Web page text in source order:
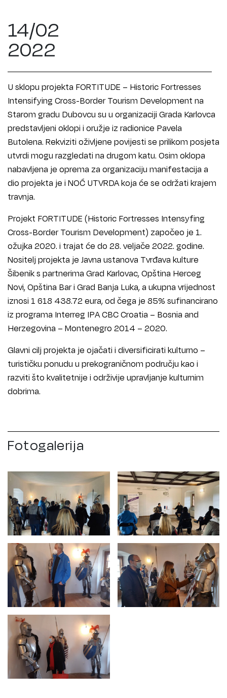
14/02
2022
U sklopu projekta FORTITUDE – Historic Fortresses
Intensifying Cross-Border Tourism Development na
Starom gradu Dubovcu su u organizaciji Grada Karlovca
predstavljeni oklopi i oružje iz radionice Pavela
Butolena. Rekviziti oživljene povijesti se prilikom posjeta
utvrdi mogu razgledati na drugom katu. Osim oklopa
nabavljena je oprema za organizaciju manifestacija a
dio projekta je i NOĆ UTVRDA koja će se održati krajem
travnja.
Projekt FORTITUDE (Historic Fortresses Intensyfing
Cross-Border Tourism Development) započeo je 1.
ožujka 2020. i trajat će do 28. veljače 2022. godine.
Nositelj projekta je Javna ustanova Tvrđava kulture
Šibenik s partnerima Grad Karlovac, Opština Herceg
Novi, Opština Bar i Grad Banja Luka, a ukupna vrijednost
iznosi 1 618 438.72 eura, od čega je 85% sufinancirano
iz programa Interreg IPA CBC Croatia – Bosnia and
Herzegovina – Montenegro 2014 – 2020.
Glavni cilj projekta je ojačati i diversificirati kulturno –
turističku ponudu u prekograničnom području kao i
razviti što kvalitetnije i održivije upravljanje kulturnim
dobrima.
Fotogalerija